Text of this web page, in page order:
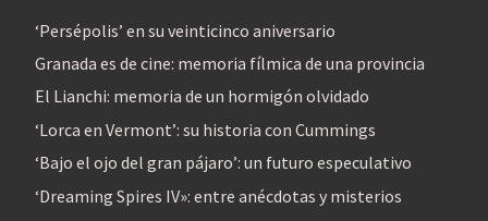
‘Persépolis’ en su veinticinco aniversario
Granada es de cine: memoria fílmica de una provincia
El Lianchi: memoria de un hormigón olvidado
‘Lorca en Vermont’: su historia con Cummings
‘Bajo el ojo del gran pájaro’: un futuro especulativo
‘Dreaming Spires IV»: entre anécdotas y misterios